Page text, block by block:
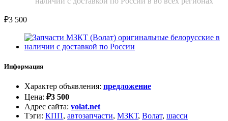
₽3 500
Информация
Характер объявления: предложение
Цена: ₽3 500
Адрес сайта: volat.net
Тэги: КПП, автозапчасти, МЗКТ, Волат, шасси